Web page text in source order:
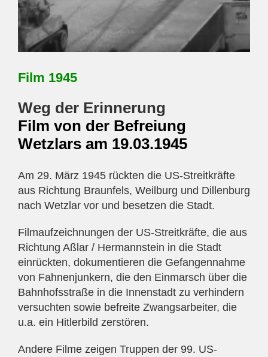
Film 1945
Weg der Erinnerung
Film von der Befreiung
Wetzlars am 19.03.1945
Am 29. März 1945 rückten die US-Streitkräfte
aus Richtung Braunfels, Weilburg und Dillenburg
nach Wetzlar vor und besetzen die Stadt.
Filmaufzeichnungen der US-Streitkräfte, die aus
Richtung Aßlar / Hermannstein in die Stadt
einrückten, dokumentieren die Gefangennahme
von Fahnenjunkern, die den Einmarsch über die
Bahnhofsstraße in die Innenstadt zu verhindern
versuchten sowie befreite Zwangsarbeiter, die
u.a. ein Hitlerbild zerstören.
Andere Filme zeigen Truppen der 99. US-